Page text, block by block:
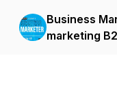
Business
marketing